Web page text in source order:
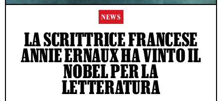
NEWS
LA SCRITTRICE FRANCESE
ANNIE ERNAUX HA VINTO IL
NOBEL PER LA
LETTERATURA